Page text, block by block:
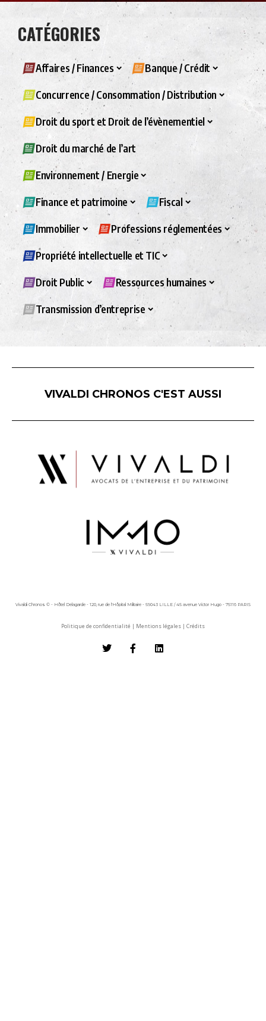
CATÉGORIES
Affaires / Finances Banque / Crédit
Concurrence / Consommation / Distribution
Droit du sport et Droit de l’évènementiel
Droit du marché de l’art
Environnement / Energie
Finance et patrimoine Fiscal
Immobilier Professions réglementées
Propriété intellectuelle et TIC
Droit Public Ressources humaines
Transmission d’entreprise
VIVALDI CHRONOS C'EST AUSSI
Vivaldi Chronos © - Hôtel Delagarde - 120, rue de l'Hôpital Militaire - 59043 LILLE / 45 avenue Victor Hugo - 75116 PARIS
Politique de confidentialité | Mentions légales | Crédits